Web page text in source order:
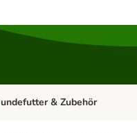
Menü öffnen:
& Zubehör